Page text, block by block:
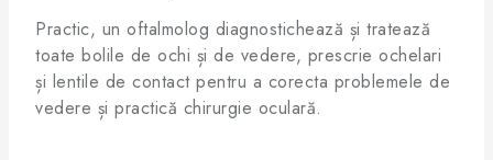
Practic, un oftalmolog diagnostichează și tratează
toate bolile de ochi și de vedere, prescrie ochelari
și lentile de contact pentru a corecta problemele de
vedere și practică chirurgie oculară.